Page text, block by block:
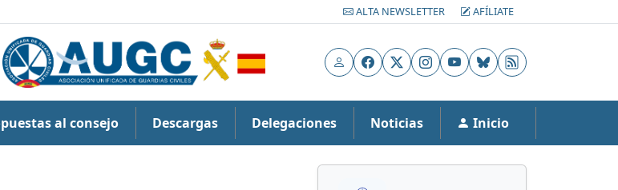
ALTA NEWSLETTER AFÍLIATE
UsuarioFacebook
X Instagram
YouTubeBluesky
RSS
al consejo Descargas Delegaciones Noticias Inicio